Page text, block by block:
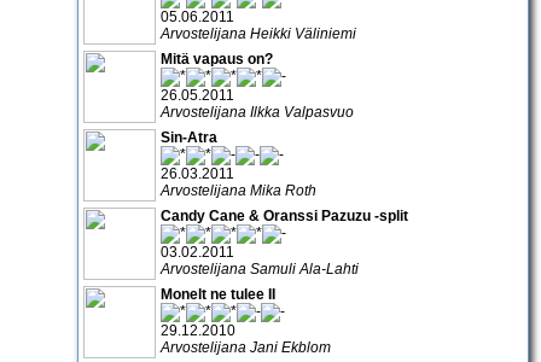
05.06.2011
Arvostelijana Heikki Väliniemi
Mitä vapaus on?
26.05.2011
Arvostelijana Ilkka Valpasvuo
Sin-Atra
26.03.2011
Arvostelijana Mika Roth
Candy Cane & Oranssi Pazuzu -split
03.02.2011
Arvostelijana Samuli Ala-Lahti
Monelt ne tulee II
29.12.2010
Arvostelijana Jani Ekblom